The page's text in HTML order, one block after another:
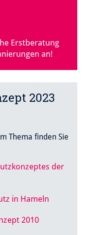
Erstberatung
an!
2023
Thema finden Sie
der
in Hameln
2010